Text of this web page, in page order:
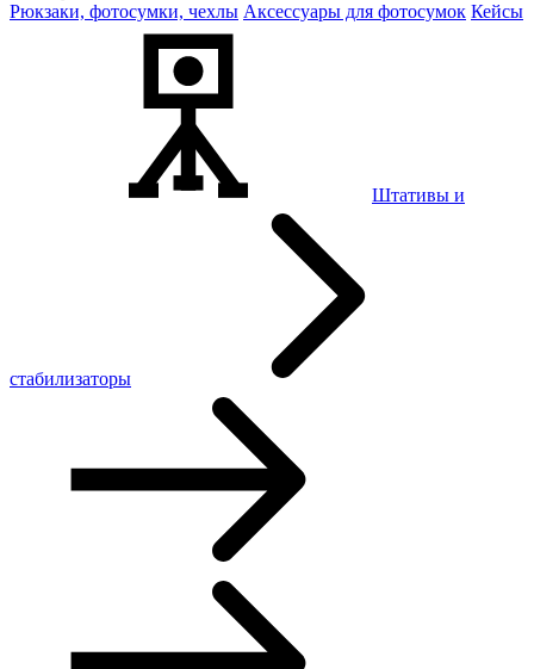
Рюкзаки, фотосумки, чехлы Аксессуары для фотосумок Кейсы
Штативы и
стабилизаторы